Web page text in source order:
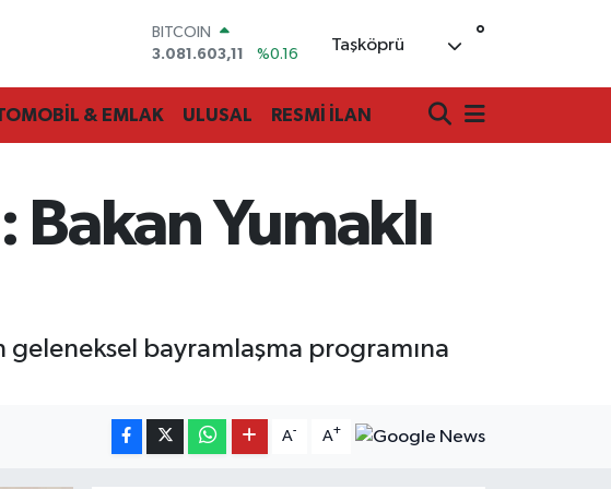
DOLAR
47,6704
%0
STERLİN
64,2143
%0
13.799
%70
Taşköprü °
& EMLAK ULUSAL RESMİ İLAN
Yumaklı
geleneksel bayramlaşma programına
A- A+